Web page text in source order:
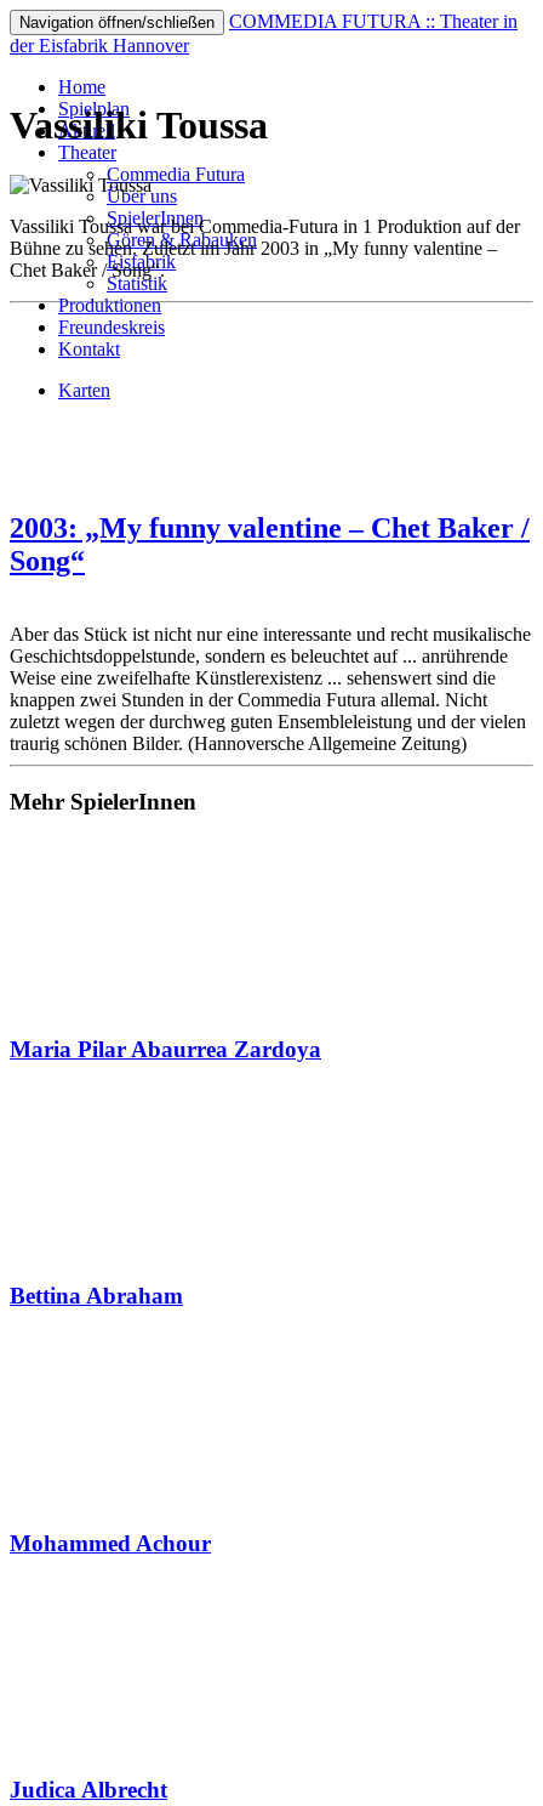
Navigation öffnen/schließen
COMMEDIA FUTURA :: Theater in
der Eisfabrik Hannover
Home
Spielplan
Aktuell
Theater
Commedia Futura
Über uns
SpielerInnen
Gören & Rabauken
Eisfabrik
Statistik
Produktionen
Freundeskreis
Kontakt
Karten
Vassiliki Toussa
Vassiliki Toussa war bei Commedia-Futura in 1 Produktion auf der
Bühne zu sehen. Zuletzt im Jahr 2003 in „My funny valentine –
Chet Baker / Song“.
2003: „My funny valentine – Chet Baker /
Song“
Aber das Stück ist nicht nur eine interessante und recht musikalische
Geschichtsdoppelstunde, sondern es beleuchtet auf ... anrührende
Weise eine zweifelhafte Künstlerexistenz ... sehenswert sind die
knappen zwei Stunden in der Commedia Futura allemal. Nicht
zuletzt wegen der durchweg guten Ensembleleistung und der vielen
traurig schönen Bilder. (Hannoversche Allgemeine Zeitung)
Mehr SpielerInnen
Maria Pilar Abaurrea Zardoya
Bettina Abraham
Mohammed Achour
Judica Albrecht